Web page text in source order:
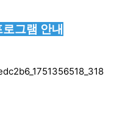
그램 안내